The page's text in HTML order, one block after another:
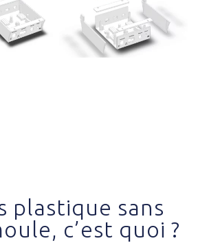
plastique sans
c’est quoi ?